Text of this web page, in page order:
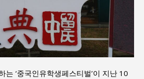
는 ‘중국인유학생페스티벌’이 지난 10